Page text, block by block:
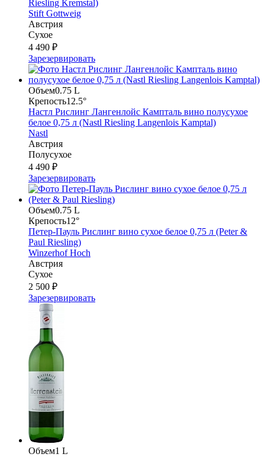
Riesling Kremstal)
Stift Gottweig
Австрия
Сухое
4 490 ₽
Зарезервировать
Объем0.75 L
Крепость12.5°
Настл Рислинг Лангенлойс Кампталь вино полусухое
белое 0,75 л (Nastl Riesling Langenlois Kamptal)
Nastl
Австрия
Полусухое
4 490 ₽
Зарезервировать
Объем0.75 L
Крепость12°
Петер-Пауль Рислинг вино сухое белое 0,75 л (Peter &
Paul Riesling)
Winzerhof Hoch
Австрия
Сухое
2 500 ₽
Зарезервировать
Объем1 L